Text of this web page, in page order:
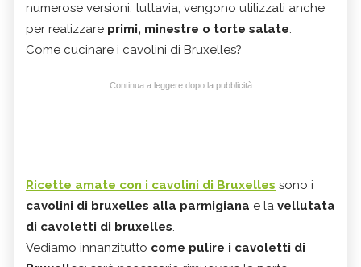
numerose versioni, tuttavia, vengono utilizzati anche
per realizzare primi, minestre o torte salate.
Come cucinare i cavolini di Bruxelles?
Continua a leggere dopo la pubblicità
Ricette amate con i cavolini di Bruxelles sono i
cavolini di bruxelles alla parmigiana e la vellutata
di cavoletti di bruxelles.
Vediamo innanzitutto come pulire i cavoletti di